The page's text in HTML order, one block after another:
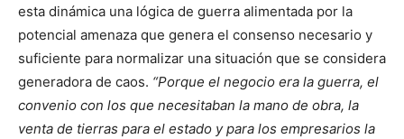
esta dinámica una lógica de guerra alimentada por la
potencial amenaza que genera el consenso necesario y
suficiente para normalizar una situación que se considera
generadora de caos. “Porque el negocio era la guerra, el
convenio con los que necesitaban la mano de obra, la
venta de tierras para el estado y para los empresarios la